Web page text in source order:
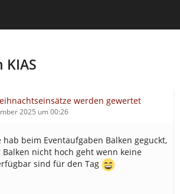
KIAS
werden gewertet
2025 um 00:26
beim Eventaufgaben Balken geguckt,
Balken nicht hoch geht wenn keine
sind für den Tag